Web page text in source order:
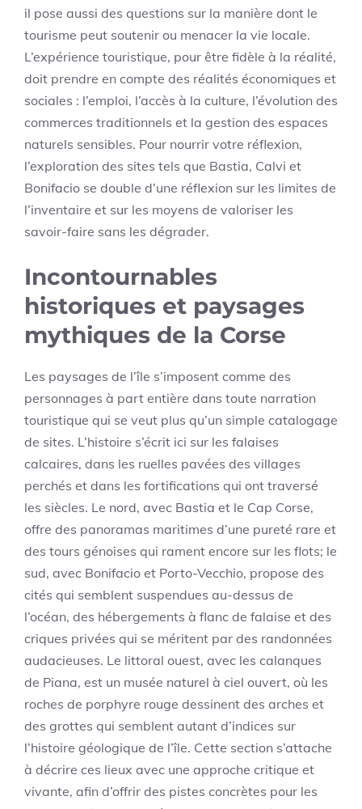
il pose aussi des questions sur la manière dont le
tourisme peut soutenir ou menacer la vie locale.
L’expérience touristique, pour être fidèle à la réalité,
doit prendre en compte des réalités économiques et
sociales : l’emploi, l’accès à la culture, l’évolution des
commerces traditionnels et la gestion des espaces
naturels sensibles. Pour nourrir votre réflexion,
l’exploration des sites tels que Bastia, Calvi et
Bonifacio se double d’une réflexion sur les limites de
l’inventaire et sur les moyens de valoriser les
savoir-faire sans les dégrader.
Incontournables
historiques et paysages
mythiques de la Corse
Les paysages de l’île s’imposent comme des
personnages à part entière dans toute narration
touristique qui se veut plus qu’un simple catalogage
de sites. L’histoire s’écrit ici sur les falaises
calcaires, dans les ruelles pavées des villages
perchés et dans les fortifications qui ont traversé
les siècles. Le nord, avec Bastia et le Cap Corse,
offre des panoramas maritimes d’une pureté rare et
des tours génoises qui rament encore sur les flots; le
sud, avec Bonifacio et Porto-Vecchio, propose des
cités qui semblent suspendues au-dessus de
l’océan, des hébergements à flanc de falaise et des
criques privées qui se méritent par des randonnées
audacieuses. Le littoral ouest, avec les calanques
de Piana, est un musée naturel à ciel ouvert, où les
roches de porphyre rouge dessinent des arches et
des grottes qui semblent autant d’indices sur
l’histoire géologique de l’île. Cette section s’attache
à décrire ces lieux avec une approche critique et
vivante, afin d’offrir des pistes concrètes pour les